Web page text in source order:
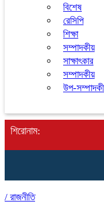
বিশেষ
রেসিপি
শিক্ষা
সম্পাদকীয়
সাক্ষাৎকার
সম্পাদকীয়
উপ-
শিরোনাম:
/ রাজনীতি